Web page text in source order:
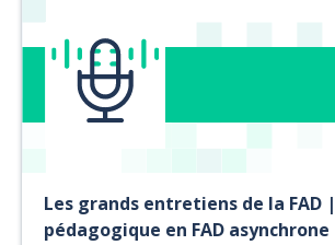
Les grands entretiens de la FAD
pédagogique en FAD asynchrone